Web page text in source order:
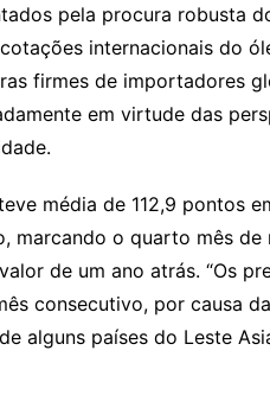
pela procura robusta
internacionais do
firmes de importadores
em virtude das
média de 112,9 pontos
marcando o quarto mês de
de um ano atrás. “Os
consecutivo, por causa
alguns países do Leste